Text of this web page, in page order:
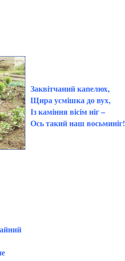
Заквітчаний капелюх,
Щира усмішка до вух,
Із каміння вісім ніг –
Ось такий наш восьминіг!